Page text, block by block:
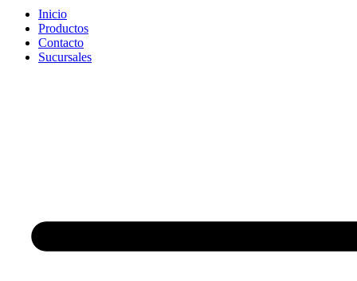
Inicio
Productos
Contacto
Sucursales